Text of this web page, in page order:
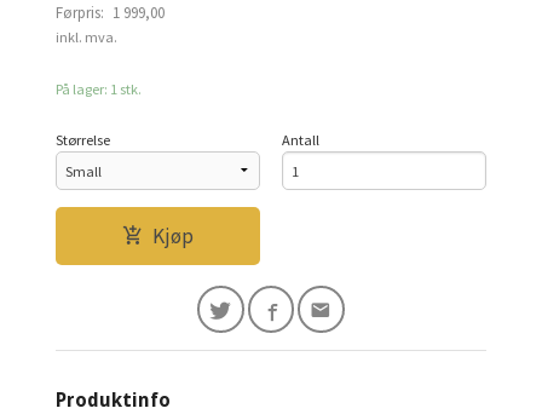
Førpris: 1 999,00
Rabatt
inkl. mva.
På lager: 1 stk.
Størrelse Antall
Kjøp
Produktinfo